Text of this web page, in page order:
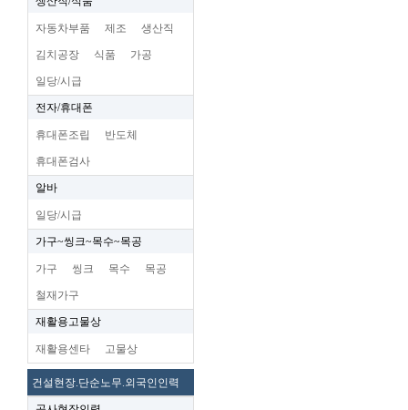
자동차부품 제조 생산직
김치공장 식품 가공
일당/시급
전자/휴대폰
휴대폰조립 반도체
휴대폰검사
알바
일당/시급
가구~씽크~목수~목공
가구 씽크 목수 목공
철재가구
재활용고물상
재활용센타 고물상
건설현장.단순노무.외국인인력